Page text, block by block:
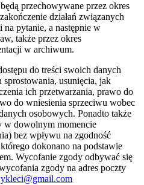
przechowywane przez okres
działań związanych
pytanie, a następnie w
także przez okres
w archiwum.
do treści swoich danych
usunięcia, jak
ich przetwarzania, prawo do
do wniesienia sprzeciwu wobec
osobowych. Ponadto także
w dowolnym momencie
bez wpływu na zgodność
dokonano na podstawie
Wycofanie zgody odbywać się
zgody na adres poczty